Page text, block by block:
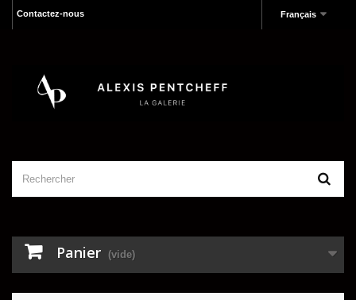
Français
Contactez-nous
Panier (vide)